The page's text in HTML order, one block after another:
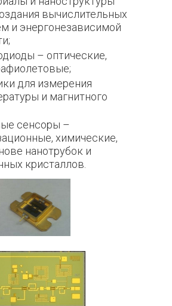
вычислительных
и энергонезависимой
– оптические,
для измерения
и магнитного
сенсоры –
химические,
нанотрубок и
кристаллов.